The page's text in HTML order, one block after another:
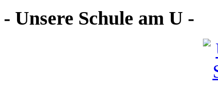
- Unsere Schule am U -